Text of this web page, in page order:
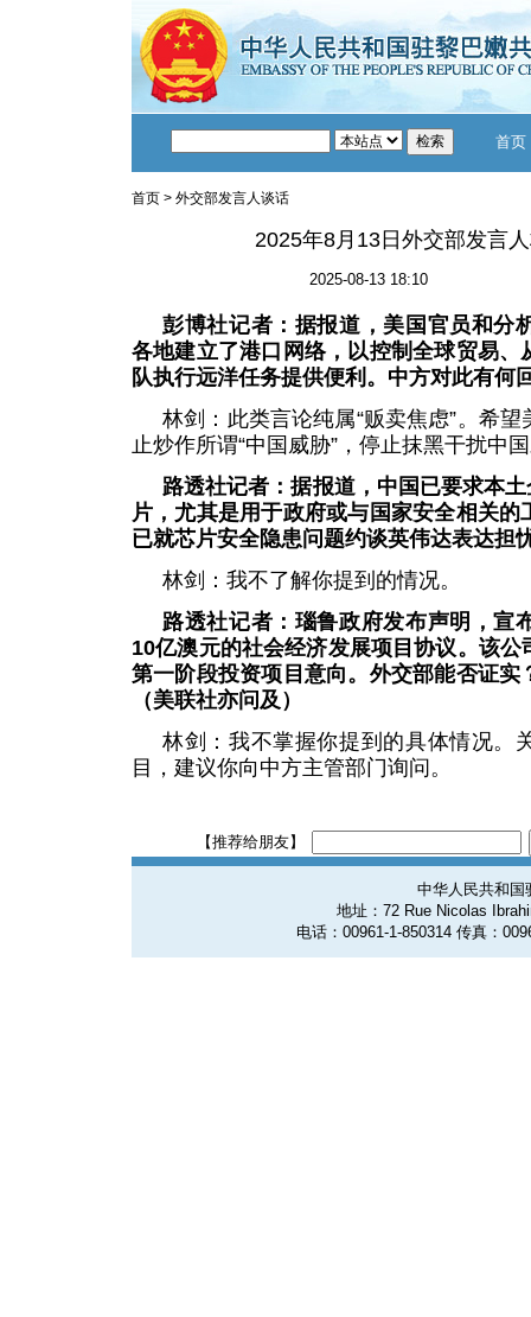
首页
首页 > 外交部发言人谈话
2025年8月13日外交部发言
2025-08-13 18:10
彭博社记者：据报道，美国官员和分
各地建立了港口网络，以控制全球贸易、
队执行远洋任务提供便利。中方对此有何
林剑：此类言论纯属“贩卖焦虑”。希
止炒作所谓“中国威胁”，停止抹黑干扰中
路透社记者：据报道，中国已要求本
片，尤其是用于政府或与国家安全相关
已就芯片安全隐患问题约谈英伟达表达担
林剑：我不了解你提到的情况。
路透社记者：瑙鲁政府发布声明，宣
10亿澳元的社会经济发展项目协议。该
第一阶段投资项目意向。外交部能否证实
（美联社亦问及）
林剑：我不掌握你提到的具体情况。
目，建议你向中方主管部门询问。
【推荐给朋友】
中华人民共和国
地址：72 Rue Nicolas
电话：00961-1-850314 传真：